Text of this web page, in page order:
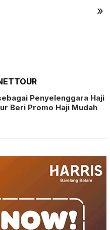
»
Penyelenggara Haji
Beri Promo Haji Mudah